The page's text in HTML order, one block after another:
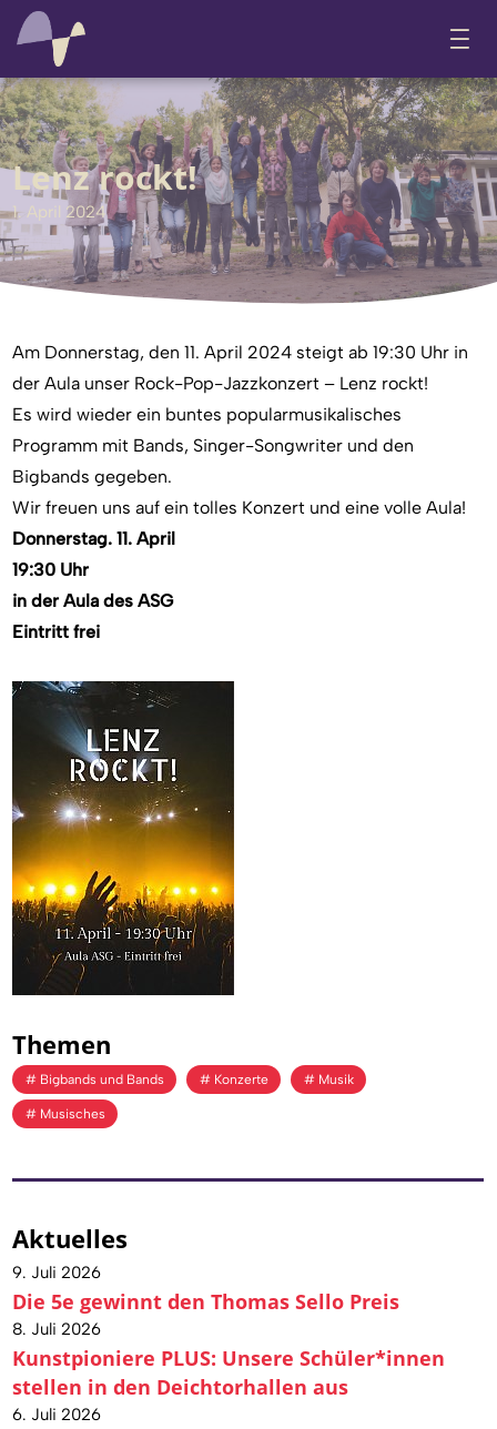
Lenz rockt!
1. April 2024
Am Donnerstag, den 11. April 2024 steigt ab 19:30 Uhr in
der Aula unser Rock-Pop-Jazzkonzert – Lenz rockt!
Es wird wieder ein buntes popularmusikalisches
Programm mit Bands, Singer-Songwriter und den
Bigbands gegeben.
Wir freuen uns auf ein tolles Konzert und eine volle Aula!
Donnerstag. 11. April
19:30 Uhr
in der Aula desASG
Eintritt frei
Themen
Bigbands und Bands Konzerte Musik
Musisches
Aktuelles
9. Juli 2026
Die 5e gewinnt den Thomas Sello Preis
8. Juli 2026
Kunstpioniere PLUS: Unsere Schüler*innen
stellen in den Deichtorhallen aus
6. Juli 2026